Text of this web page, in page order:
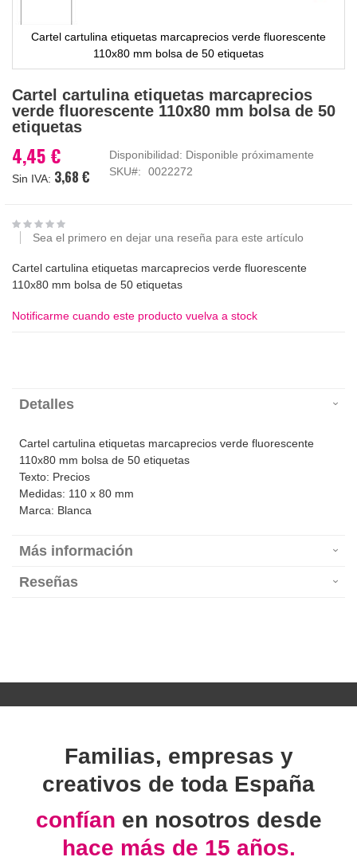
Cartel cartulina etiquetas marcaprecios verde fluorescente
110x80 mm bolsa de 50 etiquetas
al
comienzo
de
galería
de
Cartel cartulina etiquetas marcaprecios
verde fluorescente 110x80 mm bolsa de 50
etiquetas
4,45 €
3,68 €
Disponibilidad: Disponible próximamente
SKU
0022272
Sea el primero en dejar una reseña para este artículo
Cartel cartulina etiquetas marcaprecios verde fluorescente
110x80 mm bolsa de 50 etiquetas
Notificarme cuando este producto vuelva a stock
Detalles
Cartel cartulina etiquetas marcaprecios verde fluorescente
110x80 mm bolsa de 50 etiquetas
Texto: Precios
Medidas: 110 x 80 mm
Marca: Blanca
Más información
Reseñas
Familias, empresas y
creativos de toda España
confían en nosotros desde
hace más de 15 años.